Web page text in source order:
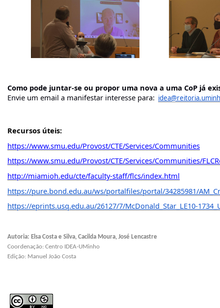
Como pode juntar-se ou propor uma nova a uma CoP já
Envie um email a manifestar interesse para:
Recursos úteis:
https://www.smu.edu/Provost/CTE/Services/Communities
https://www.smu.edu/Provost/CTE/Services/Communities/
http://miamioh.edu/cte/faculty-staff/flcs/index.html
https://pure.bond.edu.au/ws/portalfiles/portal/34285981/
https://eprints.usq.edu.au/26127/7/McDonald_Star_LE10-
Autoria: Elsa Costa e Silva, Cacilda Moura, José Lencastre
Coordenação: Centro IDEA-UMinho
Edição: Manuel João Costa